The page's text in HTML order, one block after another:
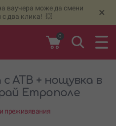
ваучера може да смени
с два клика! 💥
×
0
АТВ + нощувка в
Етрополе
преживявания